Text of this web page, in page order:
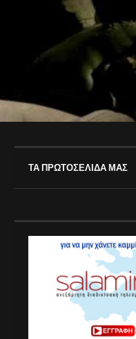
ΤΑ ΠΡΩΤΟΣΕΛΙΔΑ ΜΑΣ